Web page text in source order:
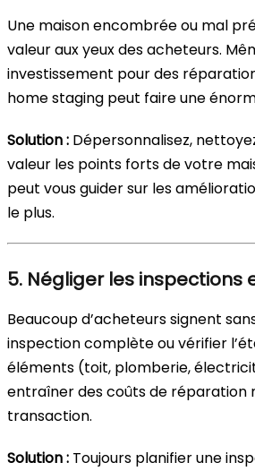
Une maison encombrée ou mal
valeur aux yeux des acheteurs.
investissement pour des
home staging peut faire une
Solution : Dépersonnalisez,
valeur les points forts de votre
peut vous guider sur les
le plus.
5. Négliger les inspections
Beaucoup d’acheteurs signent
inspection complète ou vérifier
éléments (toit, plomberie,
entraîner des coûts de réparation
transaction.
Solution : Toujours planifier une